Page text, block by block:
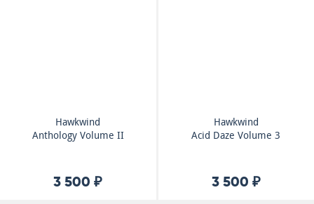
Hawkwind
Anthology Volume II
3 500 ₽
Hawkwind
Acid Daze Volume 3
3 500 ₽